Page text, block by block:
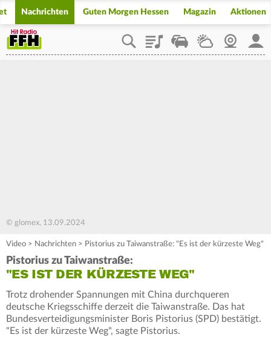
Nachrichten Guten Morgen Hessen Magazin Aktionen
PlaylistStaupilotWetterWebcam
© glomex, 13.09.2024
Video > Nachrichten > Pistorius zu Taiwanstraße: "Es ist der kürzeste Weg"
Pistorius zu Taiwanstraße:
"ES IST DER KÜRZESTE WEG"
Trotz drohender Spannungen mit China durchqueren
deutsche Kriegsschiffe derzeit die Taiwanstraße. Das hat
Bundesverteidigungsminister Boris Pistorius (SPD) bestätigt.
"Es ist der kürzeste Weg", sagte Pistorius.